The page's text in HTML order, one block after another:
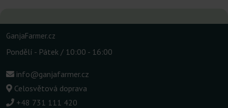
GanjaFarmer.cz
Pondělí - Pátek / 10:00 - 16:00
info@ganjafarmer.cz
Celosvětová doprava
+48 731 111 420